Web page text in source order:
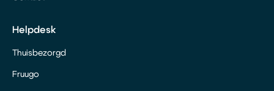
Helpdesk
Thuisbezorgd
Fruugo